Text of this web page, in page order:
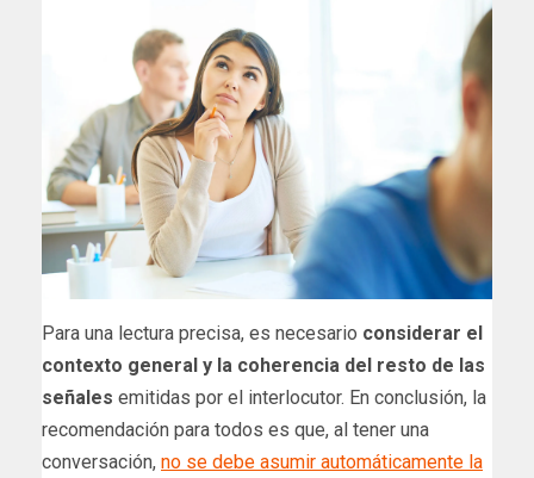
Para una lectura precisa, es necesario considerar el
contexto general y la coherencia del resto de las
señales emitidas por el interlocutor. En conclusión, la
recomendación para todos es que, al tener una
conversación, no se debe asumir automáticamente la